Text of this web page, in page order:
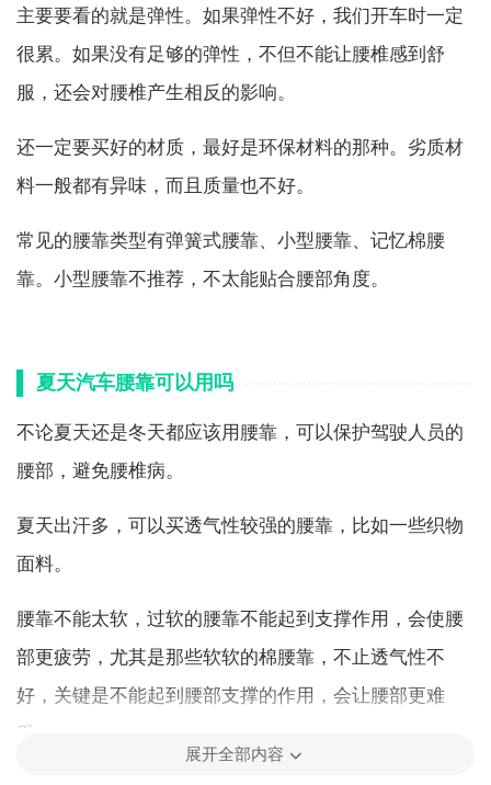
主要要看的就是弹性。如果弹性不好，我们开车时一定
很累。如果没有足够的弹性，不但不能让腰椎感到舒
服，还会对腰椎产生相反的影响。
还一定要买好的材质，最好是环保材料的那种。劣质材
料一般都有异味，而且质量也不好。
常见的腰靠类型有弹簧式腰靠、小型腰靠、记忆棉腰
靠。小型腰靠不推荐，不太能贴合腰部角度。
夏天汽车腰靠可以用吗
不论夏天还是冬天都应该用腰靠，可以保护驾驶人员的
腰部，避免腰椎病。
夏天出汗多，可以买透气性较强的腰靠，比如一些织物
面料。
腰靠不能太软，过软的腰靠不能起到支撑作用，会使腰
部更疲劳，尤其是那些软软的棉腰靠，不止透气性不
好，关键是不能起到腰部支撑的作用，会让腰部更难
受。
展开全部内容